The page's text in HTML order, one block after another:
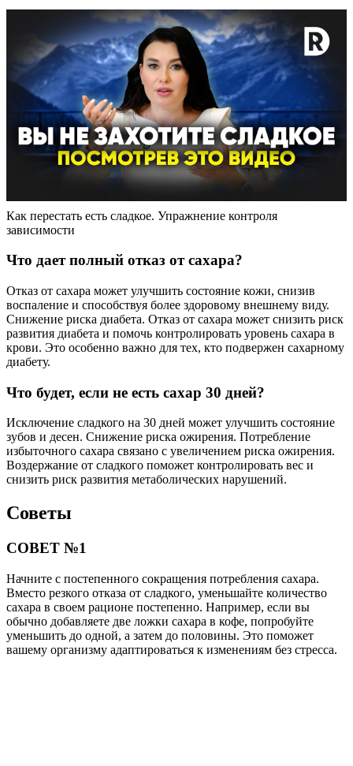
Как перестать есть сладкое. Упражнение контроля
зависимости
Что дает полный отказ от сахара?
Отказ от сахара может улучшить состояние кожи, снизив
воспаление и способствуя более здоровому внешнему виду.
Снижение риска диабета. Отказ от сахара может снизить риск
развития диабета и помочь контролировать уровень сахара в
крови. Это особенно важно для тех, кто подвержен сахарному
диабету.
Что будет, если не есть сахар 30 дней?
Исключение сладкого на 30 дней может улучшить состояние
зубов и десен. Снижение риска ожирения. Потребление
избыточного сахара связано с увеличением риска ожирения.
Воздержание от сладкого поможет контролировать вес и
снизить риск развития метаболических нарушений.
Советы
СОВЕТ №1
Начните с постепенного сокращения потребления сахара.
Вместо резкого отказа от сладкого, уменьшайте количество
сахара в своем рационе постепенно. Например, если вы
обычно добавляете две ложки сахара в кофе, попробуйте
уменьшить до одной, а затем до половины. Это поможет
вашему организму адаптироваться к изменениям без стресса.